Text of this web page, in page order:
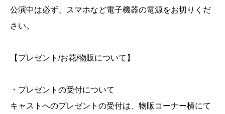
公演中は必ず、スマホなど電子機器の電源をお切りくだ
さい。
【プレゼント/お花/物販について】
・プレゼントの受付について
キャストへのプレゼントの受付は、物販コーナー横にて